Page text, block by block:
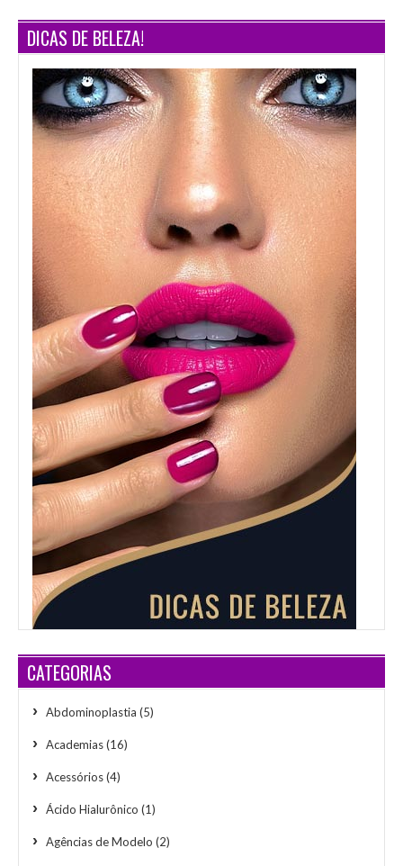
DICAS DE BELEZA!
CATEGORIAS
Abdominoplastia (5)
Academias(16)
Acessórios(4)
Ácido Hialurônico (1)
Agências de Modelo (2)